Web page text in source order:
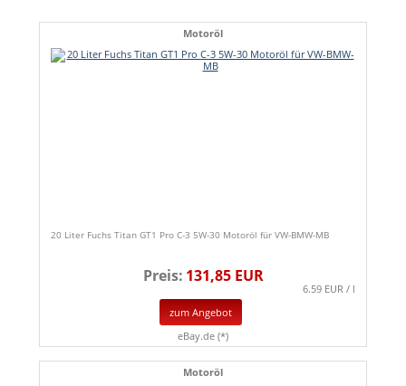
Motoröl
20 Liter Fuchs Titan GT1 Pro C-3 5W-30 Motoröl für VW-BMW-MB
Preis: 131,85 EUR
6.59 EUR / l
zum Angebot
eBay.de (*)
Motoröl